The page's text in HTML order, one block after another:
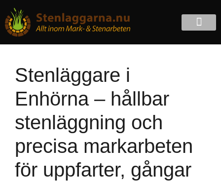
Stenläggare i
Enhörna – hållbar
stenläggning och
precisa markarbeten
för uppfarter, gångar